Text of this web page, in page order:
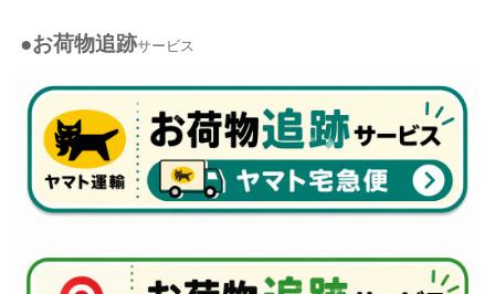
●お荷物追跡サービス